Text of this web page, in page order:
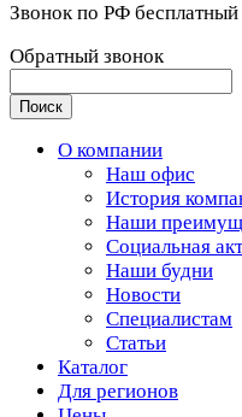
Звонок по РФ бесплатный
Обратный звонок
О компании
Наш офис
История
Наши
Социальная
Наши будни
Новости
Специалистам
Статьи
Каталог
Для регионов